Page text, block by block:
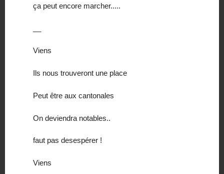
ça peut encore marcher.....
Viens
Ils nous trouveront une place
Peut être aux cantonales
On deviendra notables..
faut pas desespérer !
Viens